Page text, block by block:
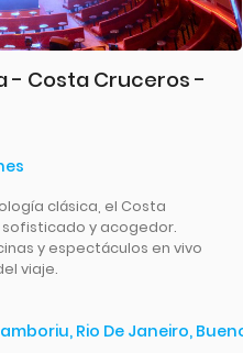
- Costa Cruceros -
clásica, el Costa
y acogedor.
y espectáculos en vivo
viaje.
Rio De Janeiro,